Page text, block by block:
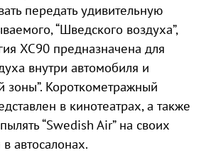
передать удивительную
“Шведского воздуха”,
XC90 предназначена для
внутри автомобиля и
зоны”. Короткометражный
в кинотеатрах, а также
“Swedish Air” на своих
автосалонах.